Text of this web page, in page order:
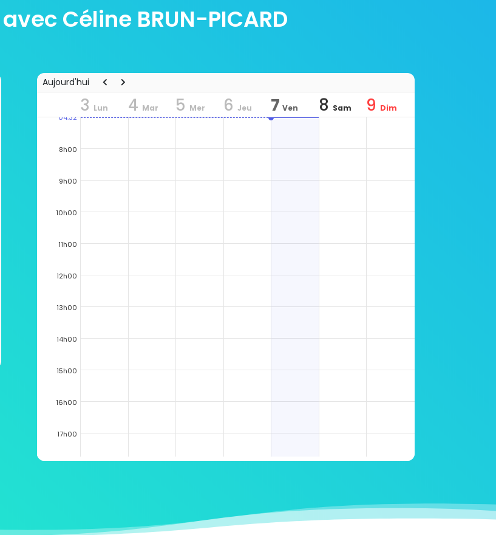
Céline BRUN-PICARD
Aujourd'hui
3 Lun 4 Mar 5 Mer 6 Jeu 7 Ven 8 Sam 9 Dim
8h00
9h00
10h00
11h00
12h00
13h00
14h00
15h00
16h00
17h00
04:32